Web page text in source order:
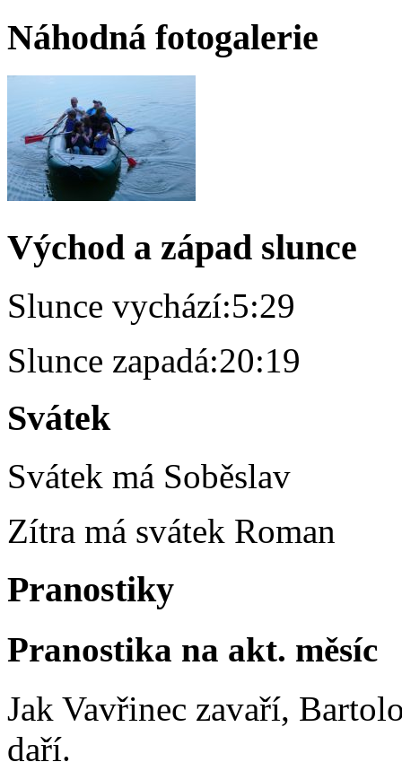
Náhodná fotogalerie
Východ a západ slunce
Slunce vychází:5:29
Slunce zapadá:20:19
Svátek
Svátek má Soběslav
Zítra má svátek Roman
Pranostiky
Pranostika na akt. měsíc
Jak Vavřinec zavaří,
daří.